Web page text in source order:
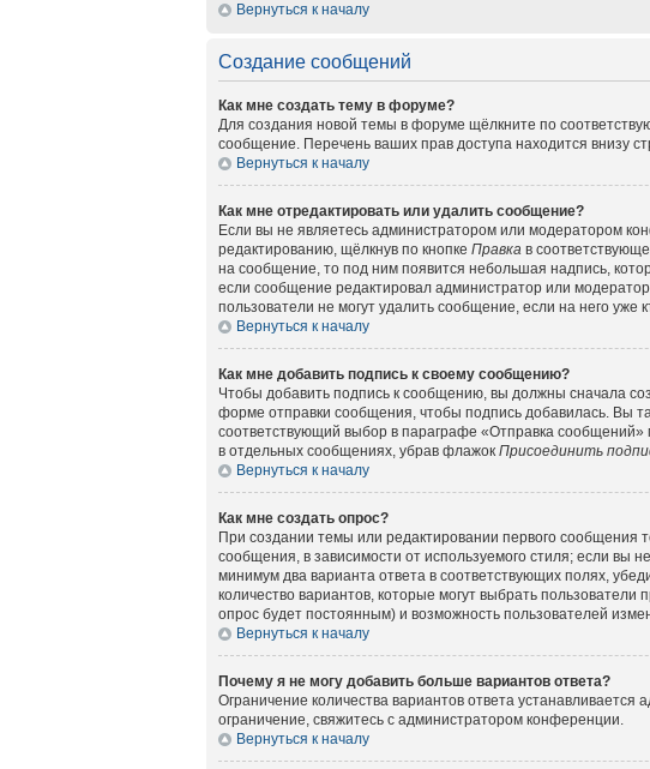
Вернуться к началу
Создание сообщений
Как мне создать тему в форуме?
Для создания новой темы в форуме щёлкните по
сообщение. Перечень ваших прав доступа находится внизу
Вернуться к началу
Как мне отредактировать или удалить сообщение?
Если вы не являетесь администратором или модератором
редактированию, щёлкнув по кнопке Правка в
на сообщение, то под ним появится небольшая надпись,
если сообщение редактировал администратор или
пользователи не могут удалить сообщение, если на него уже
Вернуться к началу
Как мне добавить подпись к своему сообщению?
Чтобы добавить подпись к сообщению, вы должны сначала
форме отправки сообщения, чтобы подпись добавилась. Вы
соответствующий выбор в параграфе «Отправка
в отдельных сообщениях, убрав флажок Присоединить
Вернуться к началу
Как мне создать опрос?
При создании темы или редактировании первого
сообщения, в зависимости от используемого стиля; если вы
минимум два варианта ответа в соответствующих полях,
количество вариантов, которые могут выбрать
опрос будет постоянным) и возможность пользователей
Вернуться к началу
Почему я не могу добавить больше вариантов ответа?
Ограничение количества вариантов ответа
ограничение, свяжитесь с администратором конференции.
Вернуться к началу